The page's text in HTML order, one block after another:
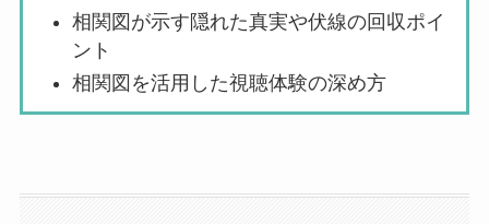
相関図が示す隠れた真実や伏線の回収ポイ
ント
相関図を活用した視聴体験の深め方